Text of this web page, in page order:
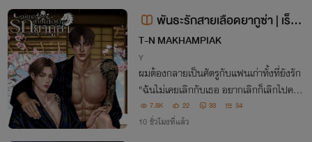
พันธะรักสายเลือดยากูซ่า | เร็น
× คัททสึ
T-N MAKHAMPIAK
Y
ผมต้องกลายเป็นศัตรูกับแฟนเก่าทั้งที่ยังรัก
"ฉันไม่เคยเลิกกับเธอ อยากเลิกก็เลิกไปคนเ
ดียวเถอะ!"
7.8K 22 33 34
10 ชั่วโมงที่แล้ว